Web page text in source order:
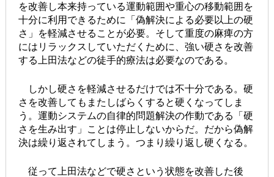
を改善し本来持っている運動範囲や重心の移動範囲を
十分に利用できるために「偽解決による必要以上の硬
さ」を軽減させることが必要。そして重度の麻痺の方
にはリラックスしていただくために、強い硬さを改善
する上田法などの徒手的療法は必要なのである。
しかし硬さを軽減させるだけでは不十分である。硬
さを改善してもまたしばらくすると硬くなってしま
う。運動システムの自律的問題解決の作動である「硬
さを生み出す」ことは停止しないからだ。だから偽解
決は繰り返されてしまう。つまり繰り返し硬くなる。
従って上田法などで硬さという状態を改善した後